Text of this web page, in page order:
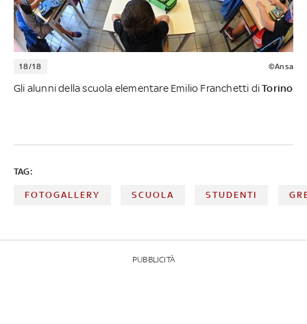
18/18 ©Ansa
Gli alunni della scuola elementare Emilio Franchetti diTorino
TAG:
FOTOGALLERY SCUOLA STUDENTI
PUBBLICITÀ